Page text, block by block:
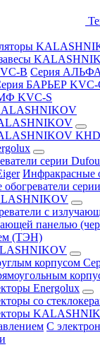
B Серия
БАРЬЕР KVC-
KVC-S
KHD
серии
Инфракрасные
с
панелью
(ТЭН)
корпусом
Energolux
со
С